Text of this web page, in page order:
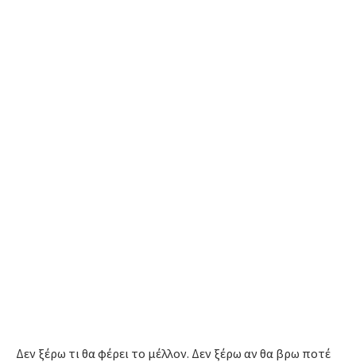
Δεν ξέρω τι θα φέρει το μέλλον. Δεν ξέρω αν θα βρω ποτέ